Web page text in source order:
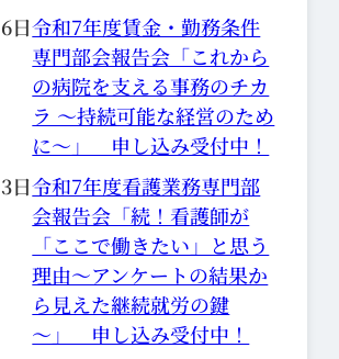
日令和7年度賃金・勤務条件
専門部会報告会「これから
の病院を支える事務のチカ
ラ ～持続可能な経営のため
に～」 申し込み受付中！
日令和7年度看護業務専門部
会報告会「続！看護師が
「ここで働きたい」と思う
理由～アンケートの結果か
ら見えた継続就労の鍵
～」 申し込み受付中！